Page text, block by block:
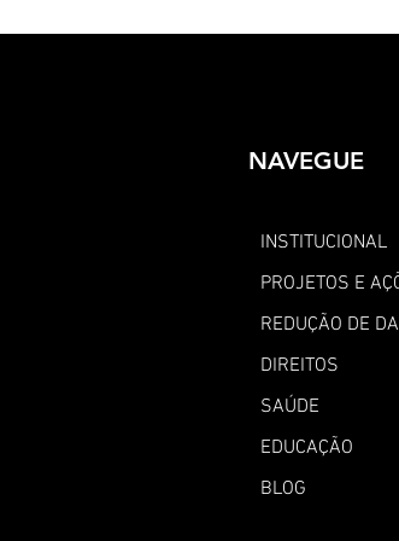
NAVEGUE
INSTITUCIONAL
PROJETOS E
REDUÇÃO DE
DIREITOS
SAÚDE
EDUCAÇÃO
BLOG